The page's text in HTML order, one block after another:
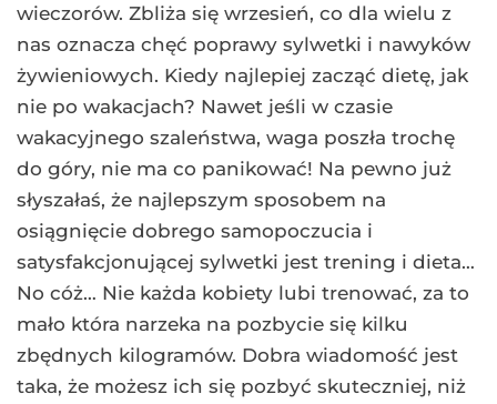
wieczorów. Zbliża się wrzesień, co dla wielu z
nas oznacza chęć poprawy sylwetki i nawyków
żywieniowych. Kiedy najlepiej zacząć dietę, jak
nie po wakacjach? Nawet jeśli w czasie
wakacyjnego szaleństwa, waga poszła trochę
do góry, nie ma co panikować! Na pewno już
słyszałaś, że najlepszym sposobem na
osiągnięcie dobrego samopoczucia i
satysfakcjonującej sylwetki jest trening i dieta…
No cóż… Nie każda kobiety lubi trenować, za to
mało która narzeka na pozbycie się kilku
zbędnych kilogramów. Dobra wiadomość jest
taka, że możesz ich się pozbyć skuteczniej, niż